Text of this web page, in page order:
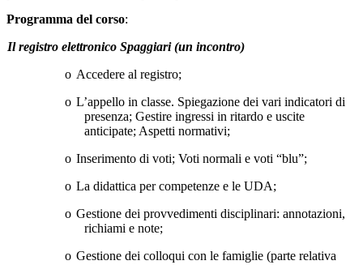
Programma del corso:
Il registro elettronico Spaggiari (un incontro)
o Accedere al registro;
o L’appello in classe. Spiegazione dei vari indicatori di
presenza; Gestire ingressi in ritardo e uscite
anticipate; Aspetti normativi;
o Inserimento di voti; Voti normali e voti “blu”;
o La didattica per competenze e le UDA;
o Gestione dei provvedimenti disciplinari: annotazioni,
richiami e note;
o Gestione dei colloqui con le famiglie (parte relativa